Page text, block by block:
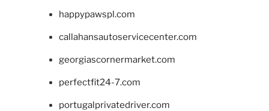
happypawspl.com
callahansautoservicecenter.com
georgiascornermarket.com
perfectfit24-7.com
portugalprivatedriver.com